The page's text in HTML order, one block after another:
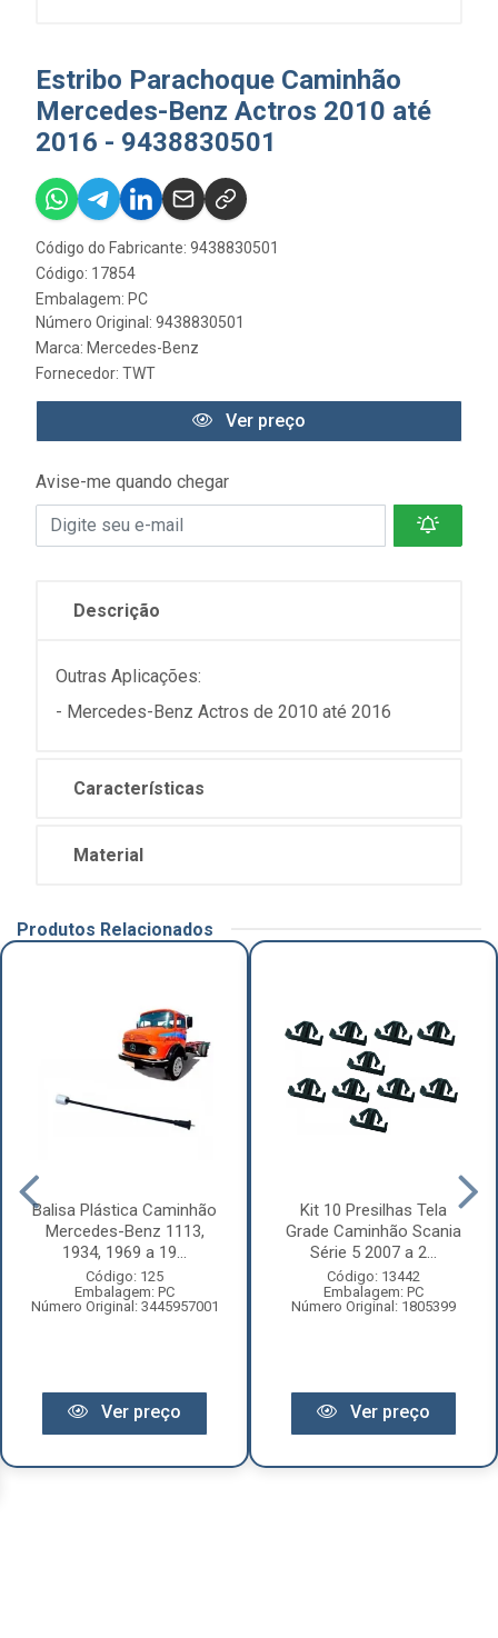
Estribo Parachoque Caminhão
Mercedes-Benz Actros 2010 até
2016 - 9438830501
Código do Fabricante: 9438830501
Código: 17854
Embalagem: PC
Número Original: 9438830501
Marca: Mercedes-Benz
Fornecedor: TWT
Ver preço
Avise-me quando chegar
Descrição
Outras Aplicações:
- Mercedes-Benz Actros de 2010 até 2016
Características
Material
Produtos Relacionados
Balisa Plástica Caminhão
Mercedes-Benz 1113,
1934, 1969 a 19...
Código: 125
Embalagem: PC
Número Original: 3445957001
Ver preço
Kit 10 Presilhas Tela
Grade Caminhão Scania
Série 5 2007 a 2...
Código: 13442
Embalagem: PC
Número Original: 1805399
Ver preço